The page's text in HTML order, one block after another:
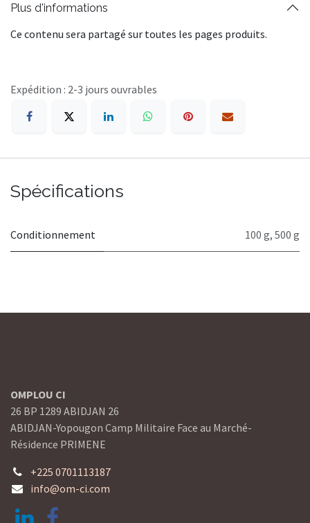
Plus d'informations
Ce contenu sera partagé sur toutes les pages produits.
Expédition : 2-3 jours ouvrables
Spécifications
Conditionnement 100 g, 500 g
OMPLOU CI
26 BP 1289 ABIDJAN 26
ABIDJAN-Yopougon Camp Militaire Face au Marché-
Résidence PRIMENE
+225 0701113187
info@om-ci.com